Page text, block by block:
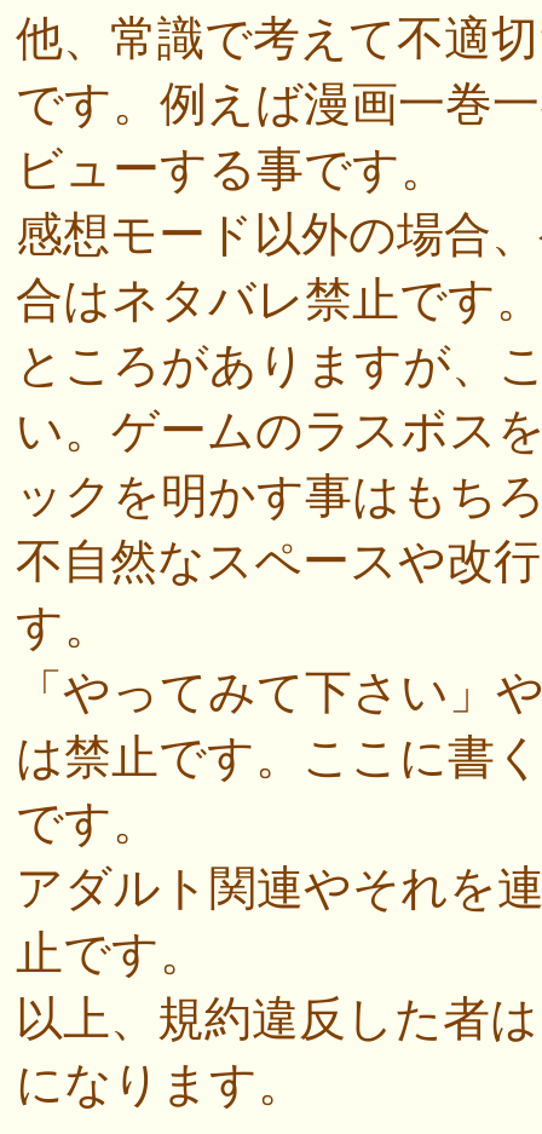
他、常識で考えて不適
です。例えば漫画一巻
ビューする事です。
感想モード以外の場合
合はネタバレ禁止です
ところがありますが、
い。ゲームのラスボス
ックを明かす事はもち
不自然なスペースや改
す。
「やってみて下さい」
は禁止です。ここに書
です。
アダルト関連やそれを
止です。
以上、規約違反した者
になります。